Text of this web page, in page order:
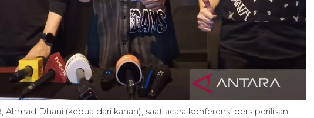
Ahmad Dhani (kedua dari kanan), saat acara konferensi pers perilisan